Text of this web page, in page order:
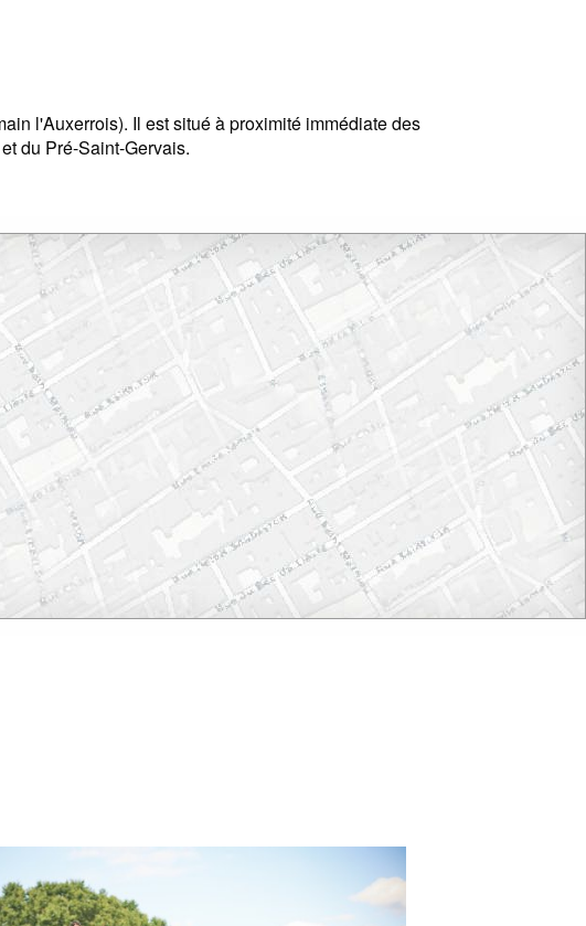
l'Auxerrois). Il est situé à proximité immédiate des
du Pré-Saint-Gervais.